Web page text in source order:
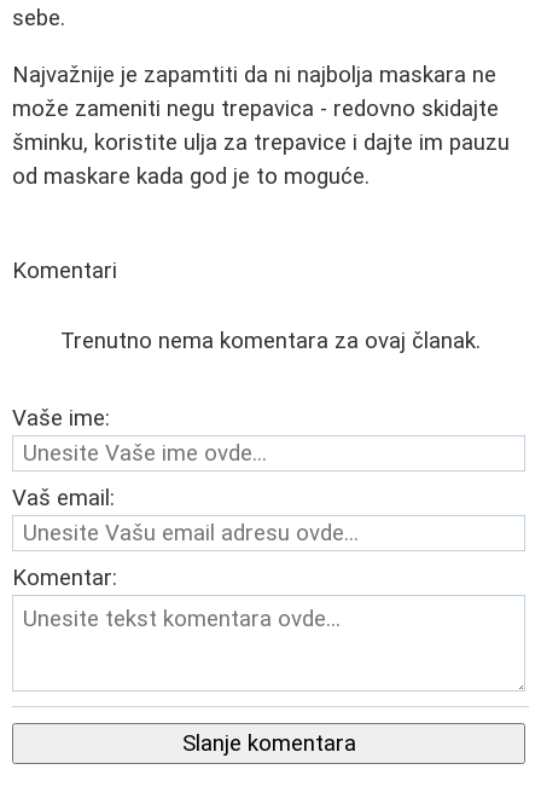
sebe.
Najvažnije je zapamtiti da ni najbolja maskara ne
može zameniti negu trepavica - redovno skidajte
šminku, koristite ulja za trepavice i dajte im pauzu
od maskare kada god je to moguće.
Komentari
Trenutno nema komentara za ovaj članak.
Vaše ime:
Vaš email:
Komentar:
Slanje komentara